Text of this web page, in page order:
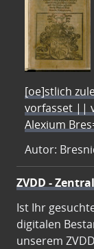
[oe]stlich
vorfasset ||
Alexium
Autor:
ZVDD -
Ist Ihr
digitalen
unserem